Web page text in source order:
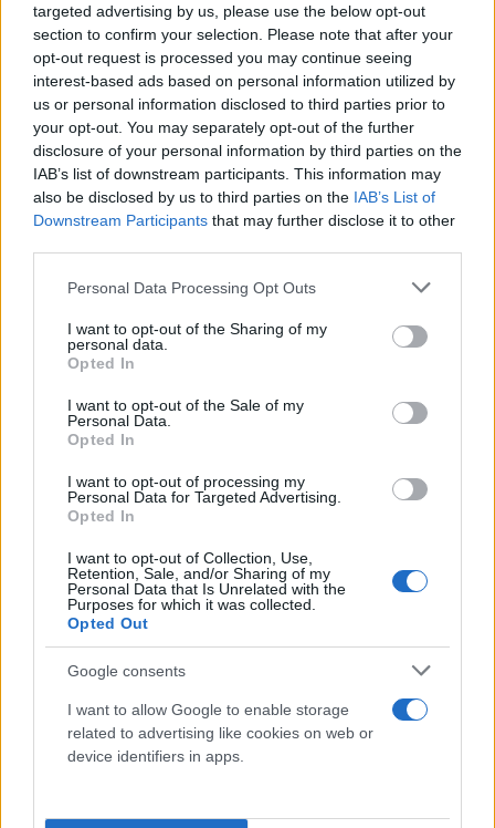
targeted advertising by us, please use the below opt-out
section to confirm your selection. Please note that after your
opt-out request is processed you may continue seeing
interest-based ads based on personal information utilized by
us or personal information disclosed to third parties prior to
your opt-out. You may separately opt-out of the further
disclosure of your personal information by third parties on the
IAB’s list of downstream participants. This information may
also be disclosed by us to third parties on the IAB’s List of
Downstream Participants that may further disclose it to other
Please note that this website/app uses one or more Google
not limited to your visit or usage behaviour. You may click to
grant or deny consent to Google and its third-party tags to
use your data for below specified purposes in below Google
consent section.
Personal Data Processing Opt Outs
I want to opt-out of the Sharing of my
personal data.
Opted In
I want to opt-out of the Sale of my
Personal Data.
Opted In
I want to opt-out of processing my
Personal Data for Targeted Advertising.
Opted In
I want to opt-out of Collection, Use,
Retention, Sale, and/or Sharing of my
Personal Data that Is Unrelated with the
Purposes for which it was collected.
Opted Out
Google consents
I want to allow Google to enable storage
related to advertising like cookies on web or
device identifiers in apps.
εμπειρίας βρίσκεται μια οθόνη 1.5K AMOLED με
μέγιστη φωτεινότητα 3500 nits που προσφέρει
καθαρή ποιότητα εικόνας και υψηλή χρωματική
ακρίβεια, ακόμη και στο έντονο ηλιακό φως. Το
Xiaomi 17T Pro προχωρά ένα βήμα παραπέρα,
βελτιώνοντας τη νυχτερινή θέαση σε εξαιρετικά
χαμηλό φωτισμό με ελάχιστη φωτεινότητα 1 nit σε
επίπεδο hardware. Η θέαση δεν είναι μόνο
πεντακάθαρη, αλλά και απίστευτα ομαλή με υψηλό
ρυθμό ανανέωσης που προσφέρεται σε όλη τη
και 120Hz στη βασική έκδοση. Γύρω από την οθόνη
υπάρχουν εξαιρετικά λεπτά πλαίσια (bezels) που
δημιουργούν μια εντυπωσιακή εμφάνιση,
εστιάζοντας την προσοχή στην οθόνη.
αυτό με την καινοτόμο λύση συσκευασίας LIPO, με
αποτέλεσμα πλαίσια ίδιου μεγέθους 1,29 χιλιοστών
και στις τέσσερις πλευρές. Παράλληλα, το Xiaomi
17T έρχεται σε μια πιο συμπαγή μορφή που
διαθέτει βελτιωμένο και ελαφρύ σχεδιασμό,
βελτιστοποιημένο για εύκολη χρήση με το ένα χέρι
για χρήστες που εκτιμούν τη φορητότητα και την